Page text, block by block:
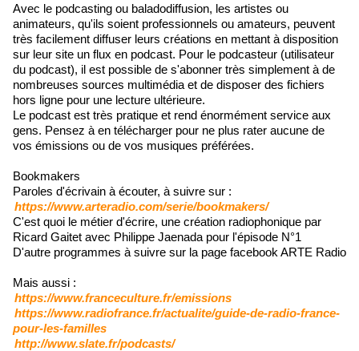
Avec le podcasting ou baladodiffusion, les artistes ou
animateurs, qu'ils soient professionnels ou amateurs, peuvent
très facilement diffuser leurs créations en mettant à disposition
sur leur site un flux en podcast. Pour le podcasteur (utilisateur
du podcast), il est possible de s'abonner très simplement à de
nombreuses sources multimédia et de disposer des fichiers
hors ligne pour une lecture ultérieure.
Le podcast est très pratique et rend énormément service aux
gens. Pensez à en télécharger pour ne plus rater aucune de
vos émissions ou de vos musiques préférées.
Bookmakers
Paroles d'écrivain à écouter, à suivre sur :
https://www.arteradio.com/serie/bookmakers/
C'est quoi le métier d'écrire, une création radiophonique par
Ricard Gaitet avec Philippe Jaenada pour l'épisode N°1
D'autre programmes à suivre sur la page facebook ARTE Radio
Mais aussi :
https://www.franceculture.fr/emissions
https://www.radiofrance.fr/actualite/guide-de-radio-france-
pour-les-familles
http://www.slate.fr/podcasts/